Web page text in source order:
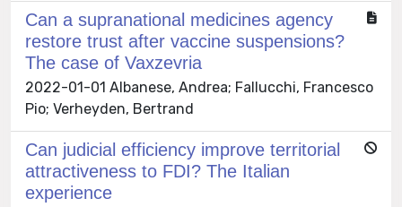
Can a supranational medicines agency
restore trust after vaccine suspensions?
The case of Vaxzevria
2022-01-01 Albanese, Andrea; Fallucchi, Francesco
Pio; Verheyden, Bertrand
Can judicial efficiency improve territorial
attractiveness to FDI? The Italian
experience